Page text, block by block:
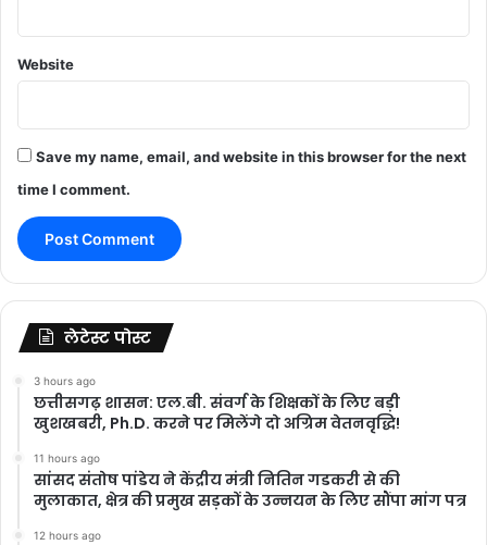
Website
Save my name, email, and website in this browser for the next
time I comment.
लेटेस्ट पोस्ट
3 hours ago
छत्तीसगढ़ शासन: एल.बी. संवर्ग के शिक्षकों के लिए बड़ी
खुशखबरी, Ph.D. करने पर मिलेंगे दो अग्रिम वेतनवृद्धि!
11 hours ago
सांसद संतोष पांडेय ने केंद्रीय मंत्री नितिन गडकरी से की
मुलाकात, क्षेत्र की प्रमुख सड़कों के उन्नयन के लिए सौंपा मांग पत्र
12 hours ago